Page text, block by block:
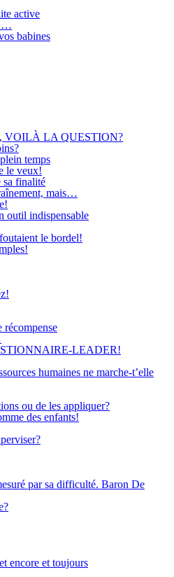
active
babines
VOILÀ LA QUESTION?
temps
le veux!
sa finalité
mais…
outil indispensable
le bordel!
récompense
LEADER!
humaines ne marche-t’elle
ou de les appliquer?
des enfants!
par sa difficulté. Baron De
encore et toujours